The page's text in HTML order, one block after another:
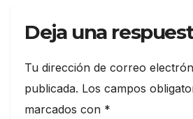
Deja una
Tu dirección de correo
publicada. Los campos
marcados con *